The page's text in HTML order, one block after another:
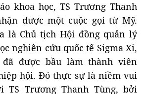
khoa học, TS Trương Thanh
được một cuộc gọi từ Mỹ.
là Chủ tịch Hội đồng quản lý
nghiên cứu quốc tế Sigma Xi,
được bầu làm thành viên
hội. Đó thực sự là niềm vui
TS Trương Thanh Tùng, bởi